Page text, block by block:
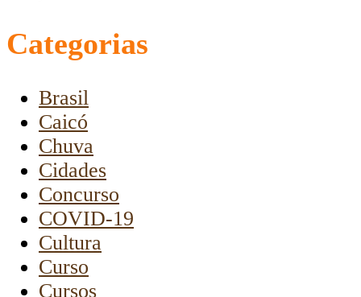
Categorias
Brasil
Caicó
Chuva
Cidades
Concurso
COVID-19
Cultura
Curso
Cursos